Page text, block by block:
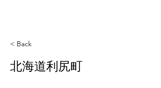
< Back
北海道利尻町